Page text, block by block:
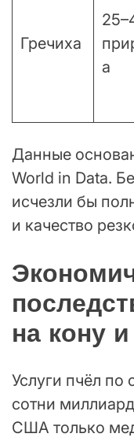
Гречиха
а
Данные
World in Data.
исчезли бы
и качество
на кону
Услуги пчёл
сотни
США только